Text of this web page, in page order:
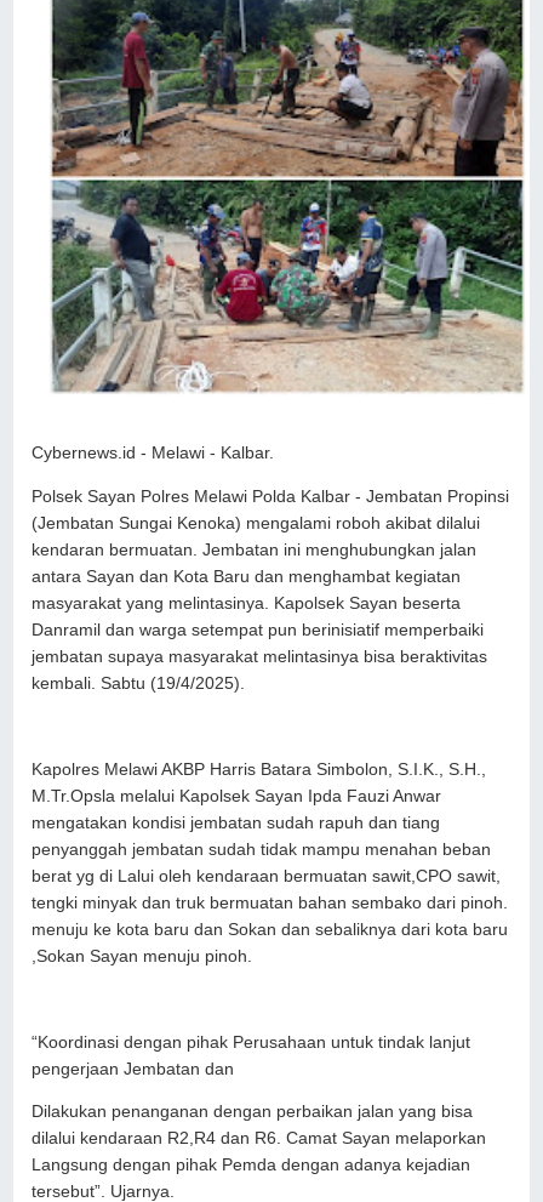
Cybernews.id - Melawi - Kalbar.
Polsek Sayan Polres Melawi Polda Kalbar - Jembatan Propinsi
(Jembatan Sungai Kenoka) mengalami roboh akibat dilalui
kendaran bermuatan. Jembatan ini menghubungkan jalan
antara Sayan dan Kota Baru dan menghambat kegiatan
masyarakat yang melintasinya. Kapolsek Sayan beserta
Danramil dan warga setempat pun berinisiatif memperbaiki
jembatan supaya masyarakat melintasinya bisa beraktivitas
kembali. Sabtu (19/4/2025).
Kapolres Melawi AKBP Harris Batara Simbolon, S.I.K., S.H.,
M.Tr.Opsla melalui Kapolsek Sayan Ipda Fauzi Anwar
mengatakan kondisi jembatan sudah rapuh dan tiang
penyanggah jembatan sudah tidak mampu menahan beban
berat yg di Lalui oleh kendaraan bermuatan sawit,CPO sawit,
tengki minyak dan truk bermuatan bahan sembako dari pinoh.
menuju ke kota baru dan Sokan dan sebaliknya dari kota baru
,Sokan Sayan menuju pinoh.
“Koordinasi dengan pihak Perusahaan untuk tindak lanjut
pengerjaan Jembatan dan
Dilakukan penanganan dengan perbaikan jalan yang bisa
dilalui kendaraan R2,R4 dan R6. Camat Sayan melaporkan
Langsung dengan pihak Pemda dengan adanya kejadian
tersebut”. Ujarnya.